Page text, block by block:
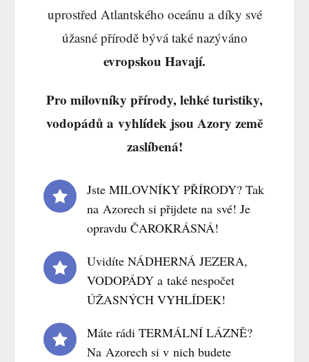
uprostřed Atlantského oceánu a díky své
úžasné přírodě bývá také nazýváno
evropskou Havají.
Pro milovníky přírody, lehké turistiky,
vodopádů a vyhlídek jsou Azory země
zaslíbená!
Jste MILOVNÍKY PŘÍRODY? Tak
na Azorech si přijdete na své! Je
opravdu ČAROKRÁSNÁ!
Uvidíte NÁDHERNÁ JEZERA,
VODOPÁDY a také nespočet
ÚŽASNÝCH VYHLÍDEK!
Máte rádi TERMÁLNÍ LÁZNĚ?
Na Azorech si v nich budete